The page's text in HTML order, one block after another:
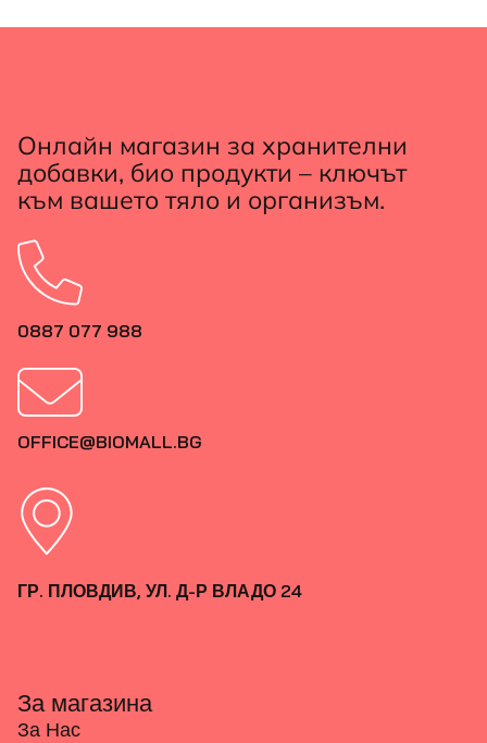
Онлайн магазин за хранителни
добавки, био продукти – ключът
към вашето тяло и организъм.
0887 077 988
OFFICE@BIOMALL.BG
ГР. ПЛОВДИВ, УЛ. Д-Р ВЛАДО 24
За магазина
За Нас